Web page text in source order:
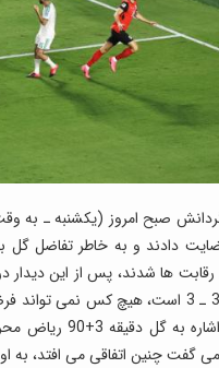
ها شدند، پس از این دیدار
این دیدار، گفت: وقتی نتیجه 3 ـ 3
می گفت چنین اتفاقی می افتد، به